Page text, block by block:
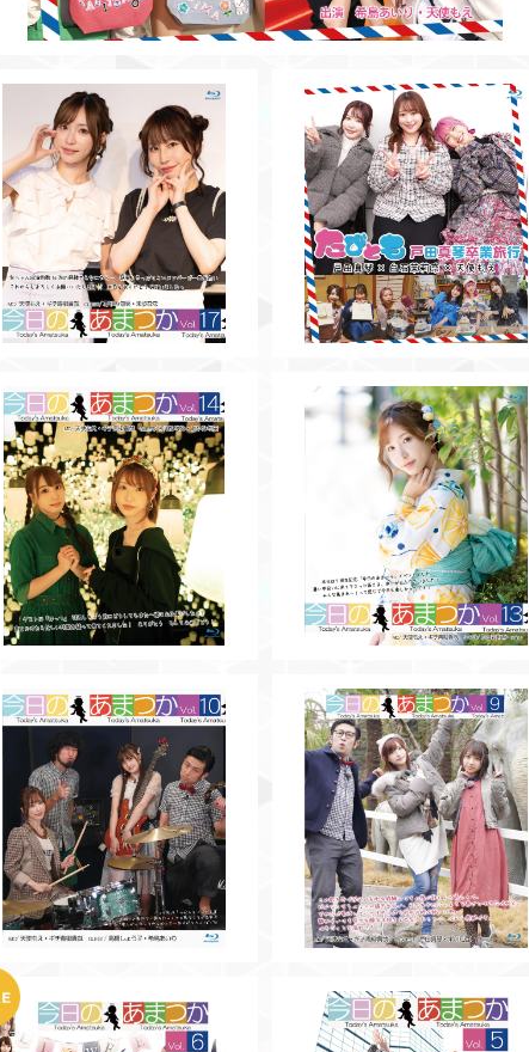
【BD】今日のあまつかVol.17
¥3,500
【BD】たびとも戸田真琴卒業旅
行
¥3,500
【BD】今日のあまつかVol.14
¥3,500
SOLD OUT
【BD】今日のあまつかVol.13
¥3,500
【BD】今日のあまつかVol.10
¥3,000
SOLD OUT
【BD】今日のあまつかVol.9
¥3,000